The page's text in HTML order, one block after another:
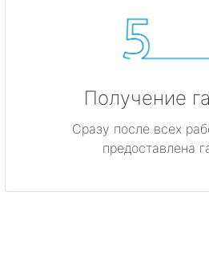
Получение
Сразу после всех
предоставлена